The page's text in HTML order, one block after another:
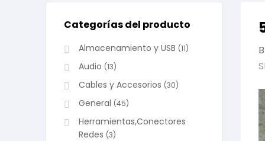
Categorías del producto
Almacenamiento y USB (11)
Audio (13)
Cables y Accesorios (30)
General (45)
Herramientas,Conectores
Redes (3)